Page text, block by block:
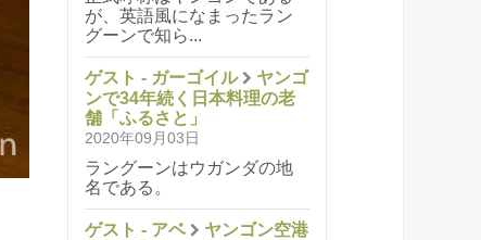
が、英語風になまったラン
グーンで知ら...
ゲスト - ガーゴイル
ヤンゴ
ンで34年続く日本料理の老
舗「ふるさと」
2020年09月03日
ラングーンはウガンダの地
名である。
ゲスト - アベ
ヤンゴン空港